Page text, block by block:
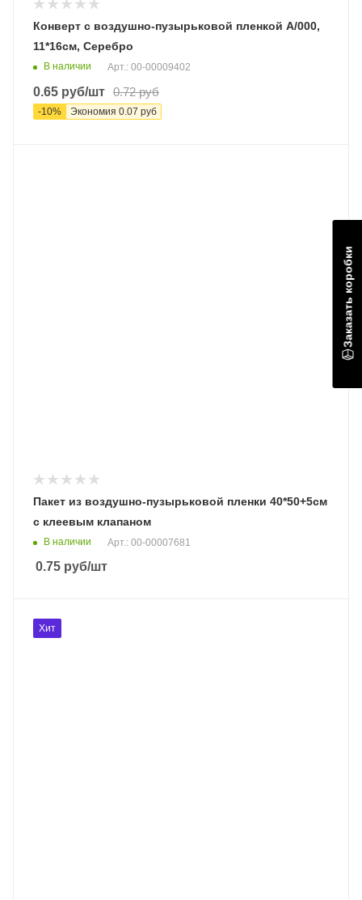
Конверт с воздушно-пузырьковой пленкой A/000,
11*16см, Серебро
В наличии Арт.: 00-00009402
0.65 руб/шт 0.72руб
-10% Экономия 0.07 руб
Пакет из воздушно-пузырьковой пленки 40*50+5см
с клеевым клапаном
В наличии Арт.: 00-00007681
0.75 руб/шт
Хит
Заказать коробки